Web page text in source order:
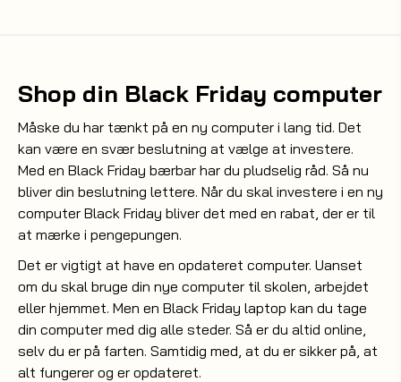
Shop din Black Friday computer
Måske du har tænkt på en ny computer i lang tid. Det
kan være en svær beslutning at vælge at investere.
Med en Black Friday bærbar har du pludselig råd. Så nu
bliver din beslutning lettere. Når du skal investere i en ny
computer Black Friday bliver det med en rabat, der er til
at mærke i pengepungen.
Det er vigtigt at have en opdateret computer. Uanset
om du skal bruge din nye computer til skolen, arbejdet
eller hjemmet. Men en Black Friday laptop kan du tage
din computer med dig alle steder. Så er du altid online,
selv du er på farten. Samtidig med, at du er sikker på, at
alt fungerer og er opdateret.